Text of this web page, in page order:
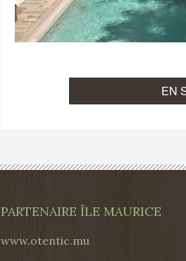
EN
PARTENAIRE ÎLE MAURICE
www.otentic.mu